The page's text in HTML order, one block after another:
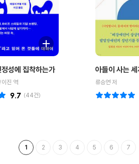
성에 집착하는가
진 역
(44건)
9.7
아들이 사는 세
류승연 저
1 2 3 4 5 6 7